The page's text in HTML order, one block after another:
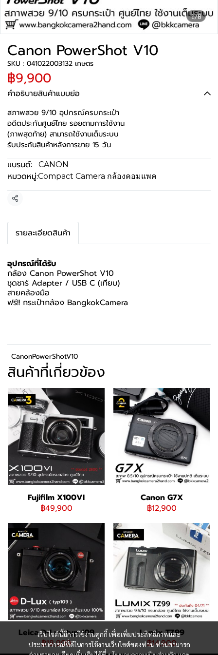
1/8
Canon PowerShot V10
SKU : 041022003132 เกษตร
฿9,900
คำอธิบายสินค้าแบบย่อ
สภาพสวย 9/10 อุปกรณ์ครบกระเป๋า
อดีตประกันศูนย์ไทย รอยตามการใช้งาน
(ภาพสุดท้าย) สามารถใช้งานเต็มระบบ
รับประกันสินค้าหลังการขาย 15 วัน
แบรนด์: CANON
หมวดหมู่:Compact Camera กล้องคอมแพค
แชร์
รายละเอียดสินค้า
อุปกรณ์ที่ได้รับ
กล้อง Canon PowerShot V10
ชุดชาร์ Adapter / USB C (เทียบ)
สายคล้องมือ
ฟรี!! กระเป๋ากล้อง BangkokCamera
CanonPowerShotV10
สินค้าที่เกี่ยวข้อง
Fujifilm X100VI
฿49,900
Canon G7X
฿12,900
Leica D-Lux typ 109
฿18,900
Lumix TZ99
฿14,900
เว็บไซต์นี้มีการใช้งานคุกกี้ เพื่อเพิ่มประสิทธิภาพและ
ประสบการณ์ที่ดีในการใช้งานเว็บไซต์ของท่าน ท่านสามารถ